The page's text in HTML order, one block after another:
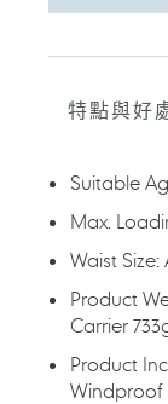
正
入
購
車
特點與好
Suitable
Max.
Waist Size:
Product
Carrier
Product
Windproof